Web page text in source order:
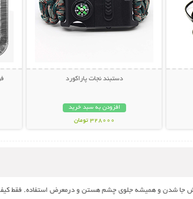
دستبند نجات پاراکورد
افزودن به سبد خرید
328000 تومان
جا شدن و همیشه جلوی چشم هستن و درمعرض استفاده. فقط